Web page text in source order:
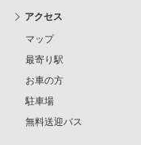
アクセス
マップ
最寄り駅
お車の方
駐車場
無料送迎バス